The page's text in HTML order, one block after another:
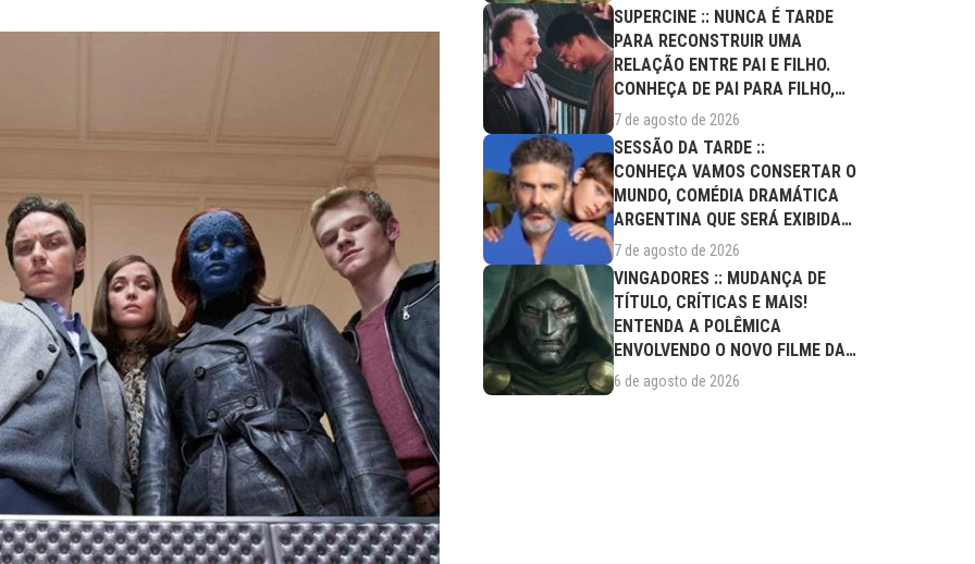
SUPERCINE :: NUNCA É TARDE
PARA RECONSTRUIR UMA
RELAÇÃO ENTRE PAI E FILHO.
CONHEÇA DE PAI PARA FILHO,
FILME DESTE...
7 de agosto de 2026
SESSÃO DA TARDE ::
CONHEÇA VAMOS CONSERTAR O
MUNDO, COMÉDIA DRAMÁTICA
ARGENTINA QUE SERÁ EXIBIDA
NESTA SEXTA (07/08)
7 de agosto de 2026
VINGADORES :: MUDANÇA DE
TÍTULO, CRÍTICAS E MAIS!
ENTENDA A POLÊMICA
ENVOLVENDO O NOVO FILME DA
MARVEL
6 de agosto de 2026